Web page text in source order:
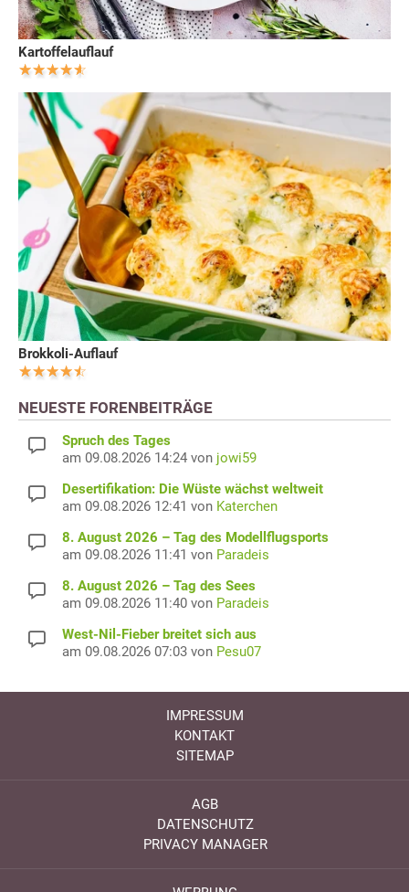
Kartoffelauflauf
Brokkoli-Auflauf
NEUESTE FORENBEITRÄGE
Spruch des Tages
am 09.08.2026 14:24 von jowi59
Desertifikation: Die Wüste wächst weltweit
am 09.08.2026 12:41 von Katerchen
8. August 2026 – Tag des Modellflugsports
am 09.08.2026 11:41 von Paradeis
8. August 2026 – Tag des Sees
am 09.08.2026 11:40 von Paradeis
West-Nil-Fieber breitet sich aus
am 09.08.2026 07:03 von Pesu07
IMPRESSUM
KONTAKT
SITEMAP
AGB
DATENSCHUTZ
PRIVACY MANAGER